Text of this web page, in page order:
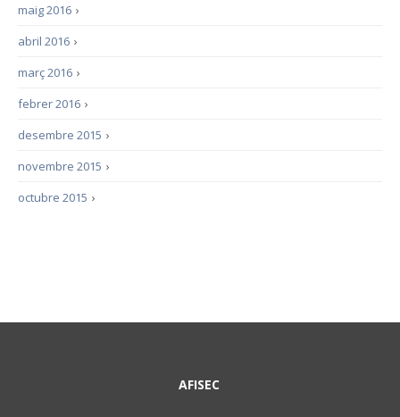
›
maig 2016
›
abril 2016
›
març 2016
›
febrer 2016
›
desembre 2015
›
novembre 2015
›
octubre 2015
AFISEC